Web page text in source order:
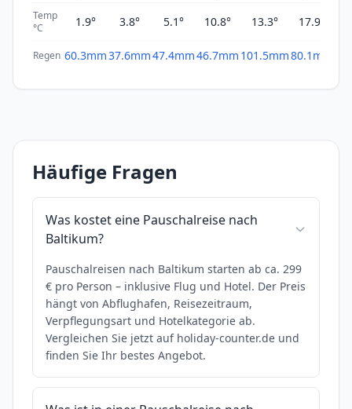
Temp
°C
1.9° 3.8° 5.1° 10.8° 13.3° 17.9°
Regen 60.3mm37.6mm47.4mm46.7mm 101.5mm80.1mm
Häufige Fragen
Was kostet eine Pauschalreise nach
Baltikum?
Pauschalreisen nach Baltikum starten ab ca. 299
€ pro Person – inklusive Flug und Hotel. Der Preis
hängt von Abflughafen, Reisezeitraum,
Verpflegungsart und Hotelkategorie ab.
Vergleichen Sie jetzt auf holiday-counter.de und
finden Sie Ihr bestes Angebot.